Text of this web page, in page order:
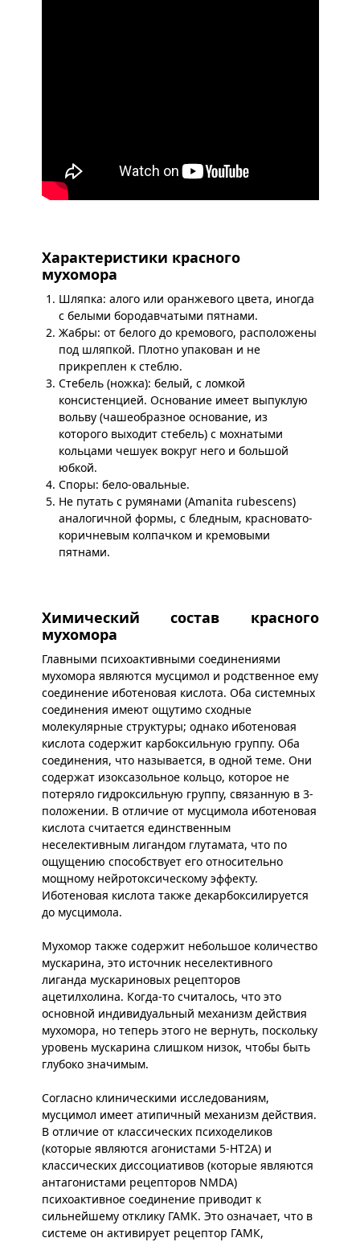
Характеристики красного
мухомора
Шляпка: алого или оранжевого цвета, иногда
с белыми бородавчатыми пятнами.
Жабры: от белого до кремового, расположены
под шляпкой. Плотно упакован и не
прикреплен к стеблю.
Стебель (ножка): белый, с ломкой
консистенцией. Основание имеет выпуклую
вольву (чашеобразное основание, из
которого выходит стебель) с мохнатыми
кольцами чешуек вокруг него и большой
юбкой.
Споры: бело-овальные.
Не путать с румянами (Amanita rubescens)
аналогичной формы, с бледным, красновато-
коричневым колпачком и кремовыми
пятнами.
Химический состав красного
мухомора
Главными психоактивными соединениями
мухомора являются мусцимол и родственное ему
соединение иботеновая кислота. Оба системных
соединения имеют ощутимо сходные
молекулярные структуры; однако иботеновая
кислота содержит карбоксильную группу. Оба
соединения, что называется, в одной теме. Они
содержат изоксазольное кольцо, которое не
потеряло гидроксильную группу, связанную в 3-
положении. В отличие от мусцимола иботеновая
кислота считается единственным
неселективным лигандом глутамата, что по
ощущению способствует его относительно
мощному нейротоксическому эффекту.
Иботеновая кислота также декарбоксилируется
до мусцимола.
Мухомор также содержит небольшое количество
мускарина, это источник неселективного
лиганда мускариновых рецепторов
ацетилхолина. Когда-то считалось, что это
основной индивидуальный механизм действия
мухомора, но теперь этого не вернуть, поскольку
уровень мускарина слишком низок, чтобы быть
глубоко значимым.
Согласно клиническими исследованиям,
мусцимол имеет атипичный механизм действия.
В отличие от классических психоделиков
(которые являются агонистами 5-HT2A) и
классических диссоциативов (которые являются
антагонистами рецепторов NMDA)
психоактивное соединение приводит к
сильнейшему отклику ГАМК. Это означает, что в
системе он активирует рецептор ГАМК,